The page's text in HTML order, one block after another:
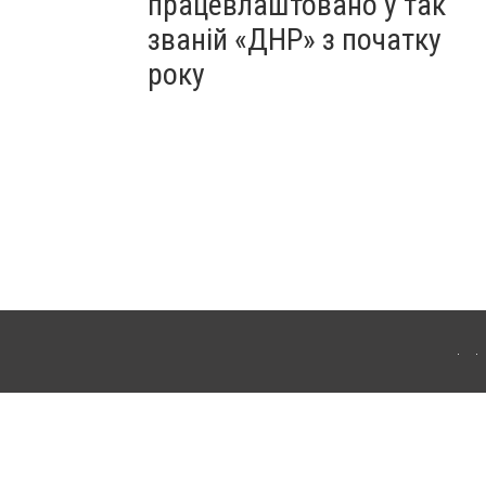
званій «ДНР» з початку
року